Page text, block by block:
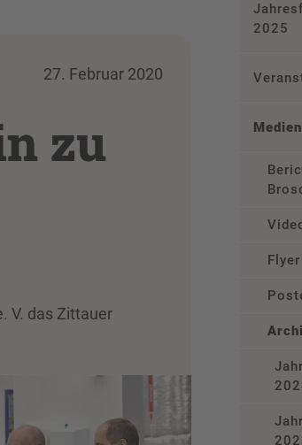
27. Februar 2020
zu
V. das Zittauer
2025
Medien
Flyer